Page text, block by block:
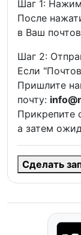
Шаг 1:
После
в Ваш
Шаг 2:
Если
Пришлите
почту:
Прикрепите
а затем
Сделать